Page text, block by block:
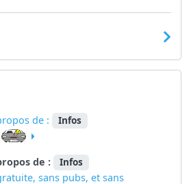
de : Infos
de : Infos
sans pubs, et sans